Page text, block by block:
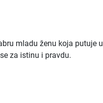
mladu ženu koja putuje u
za istinu i pravdu.